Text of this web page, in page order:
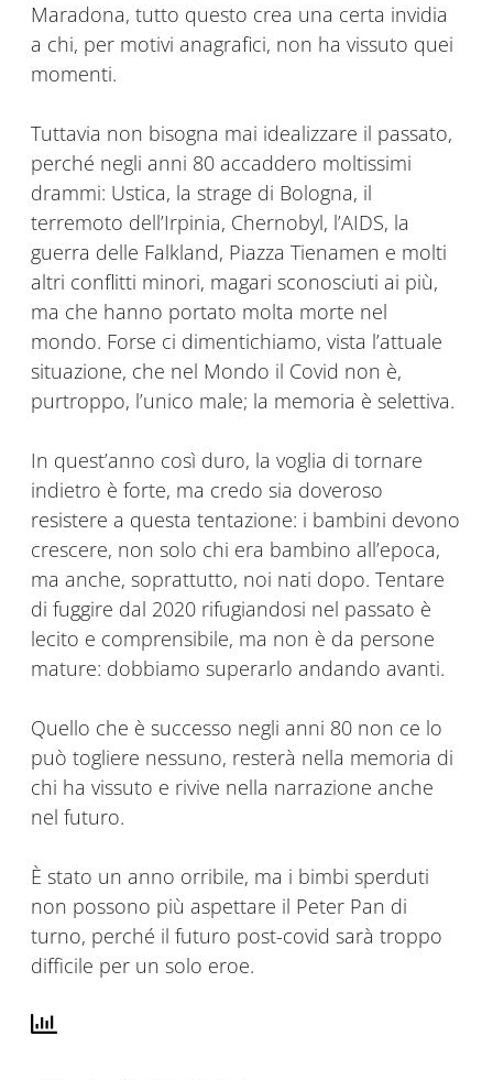
Maradona, tutto questo crea una certa invidia
a chi, per motivi anagrafici, non ha vissuto quei
momenti.
Tuttavia non bisogna mai idealizzare il passato,
perché negli anni 80 accaddero moltissimi
drammi: Ustica, la strage di Bologna, il
terremoto dell’Irpinia, Chernobyl, l’AIDS, la
guerra delle Falkland, Piazza Tienamen e molti
altri conflitti minori, magari sconosciuti ai più,
ma che hanno portato molta morte nel
mondo. Forse ci dimentichiamo, vista l’attuale
situazione, che nel Mondo il Covid non è,
purtroppo, l’unico male; la memoria è selettiva.
In quest’anno così duro, la voglia di tornare
indietro è forte, ma credo sia doveroso
resistere a questa tentazione: i bambini devono
crescere, non solo chi era bambino all’epoca,
ma anche, soprattutto, noi nati dopo. Tentare
di fuggire dal 2020 rifugiandosi nel passato è
lecito e comprensibile, ma non è da persone
mature: dobbiamo superarlo andando avanti.
Quello che è successo negli anni 80 non ce lo
può togliere nessuno, resterà nella memoria di
chi ha vissuto e rivive nella narrazione anche
nel futuro.
È stato un anno orribile, ma i bimbi sperduti
non possono più aspettare il Peter Pan di
turno, perché il futuro post-covid sarà troppo
difficile per un solo eroe.